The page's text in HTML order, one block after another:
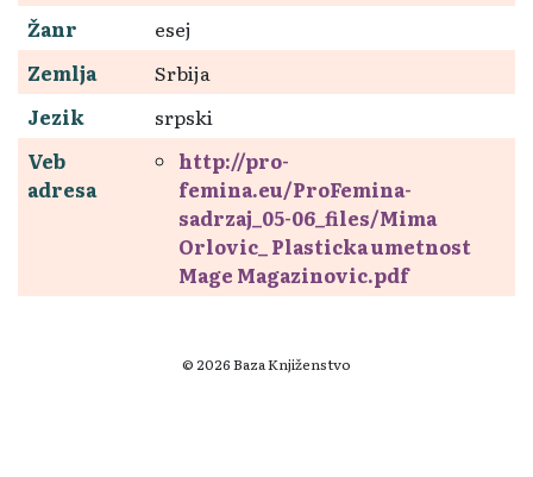
Žanr
esej
Zemlja
Srbija
Jezik
srpski
Veb
adresa
http://pro-
femina.eu/ProFemina-
sadrzaj_05-06_files/Mima
Orlovic_ Plasticka umetnost
Mage Magazinovic.pdf
© 2026 Baza Knjiženstvo